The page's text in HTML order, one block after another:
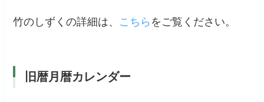
竹のしずくの詳細は、 こちら をご覧ください。
旧暦月暦カレンダー